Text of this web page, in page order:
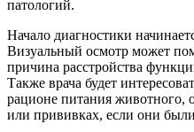
патологий.
Начало диагностики
Визуальный осмотр может
причина расстройства
Также врача будет
рационе питания животного,
или прививках, если они